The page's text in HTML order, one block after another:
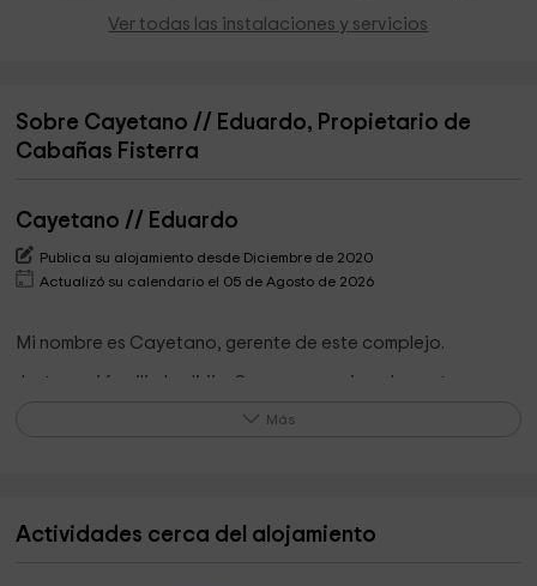
Ver todas las instalaciones y servicios
Sobre Cayetano // Eduardo, Propietario de
Cabañas Fisterra
Cayetano // Eduardo
Publica su alojamiento desde Diciembre de 2020
Actualizó su calendario el 05 de Agosto de 2026
Mi nombre es Cayetano, gerente de este complejo.
Junto a mi familia lo dirijo. Somos un equipo de gente
cercana y humilde, no somos profesionales, pero ponemos
Más
Actividades cerca del alojamiento